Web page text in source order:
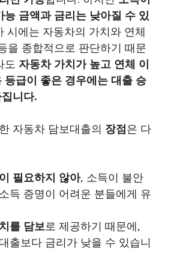
능 금액과 금리는 낮아질 수 있
시에는 자동차의 가치와 연체
을 종합적으로 판단하기 때문
도 자동차 가치가 높고 연체 이
등급이 좋은 경우에는 대출 승
니다.
자동차 담보대출의 장점은 다
필요하지 않아, 소득이 불안
득 증명이 어려운 분들에게 유
를 담보로 제공하기 때문에,
출보다 금리가 낮을 수 있습니